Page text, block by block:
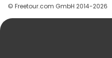
Aiuto
© Freetour.com GmbH 2014-2026